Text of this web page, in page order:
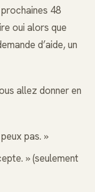
48
oui alors que
d’aide, un
allez donner en
pas. »
» (seulement